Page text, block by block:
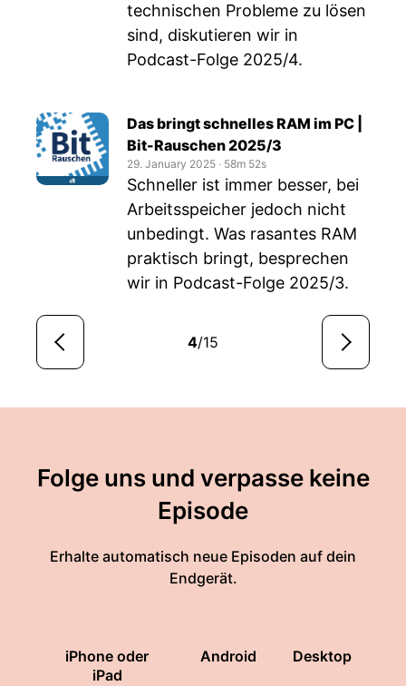
technischen Probleme zu lösen
sind, diskutieren wir in
Podcast-Folge 2025/4.
Das bringt schnelles RAM im PC |
Bit-Rauschen 2025/3
29. January 2025 ‧ 58m 52s
Schneller ist immer besser, bei
Arbeitsspeicher jedoch nicht
unbedingt. Was rasantes RAM
praktisch bringt, besprechen
wir in Podcast-Folge 2025/3.
4/15
Folge uns und verpasse keine
Episode
Erhalte automatisch neue Episoden auf dein
Endgerät.
iPhone oder
iPad
Android Desktop